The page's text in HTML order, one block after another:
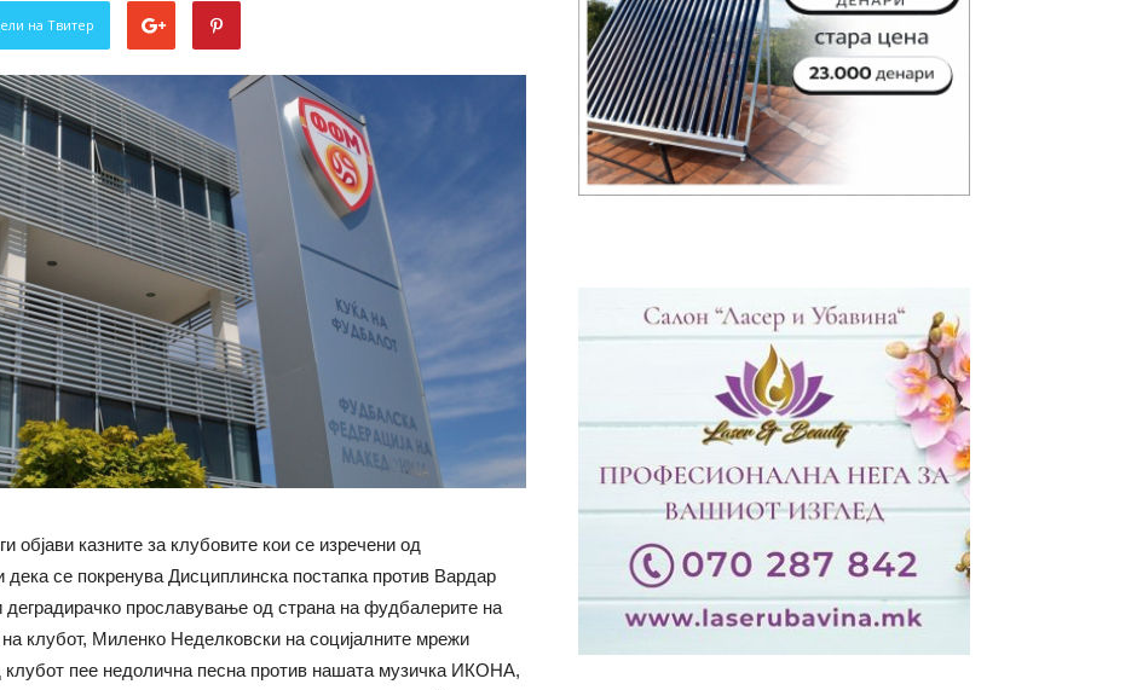
на Твитер
објави казните за клубовите кои се изречени од
дека се покренува Дисциплинска постапка против Вардар
прославување од страна на фудбалерите на
клубот, Миленко Неделковски на социјалните мрежи
клубот пее недолична песна против нашата музичка ИКОНА,